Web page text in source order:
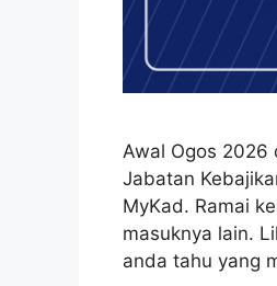
Awal Ogos 2026
Jabatan
MyKad. Ramai
masuknya lain.
anda tahu yang